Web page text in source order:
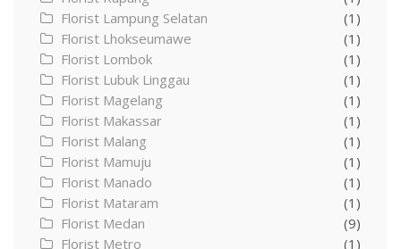
Florist Lampung Selatan
(1)
Florist Lhokseumawe
(1)
Florist Lombok
(1)
Florist Lubuk Linggau
(1)
Florist Magelang
(1)
Florist Makassar
(1)
Florist Malang
(1)
Florist Mamuju
(1)
Florist Manado
(1)
Florist Mataram
(1)
Florist Medan
(9)
Florist Metro
(1)